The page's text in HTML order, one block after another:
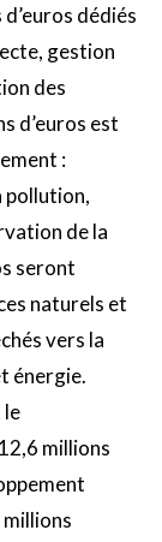
dédiés
gestion
des
d’euros est
:
pollution,
de la
seront
naturels et
vers la
énergie.
le
millions